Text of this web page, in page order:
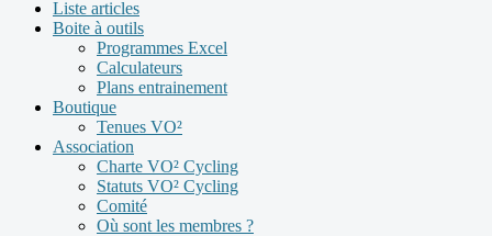
Liste articles
Boite à outils
Programmes Excel
Calculateurs
Plans entrainement
Boutique
Tenues VO²
Association
Charte VO² Cycling
Statuts VO² Cycling
Comité
Où sont les membres ?